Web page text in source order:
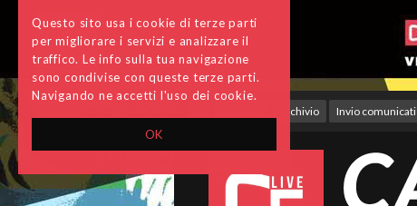
OK
Questo sito usa i cookie di terze parti
per migliorare i servizi e analizzare il
traffico. Le info sulla tua navigazione
sono condivise con queste terze parti.
Navigando ne accetti l'uso dei cookie.
Archivio Invio comunicati